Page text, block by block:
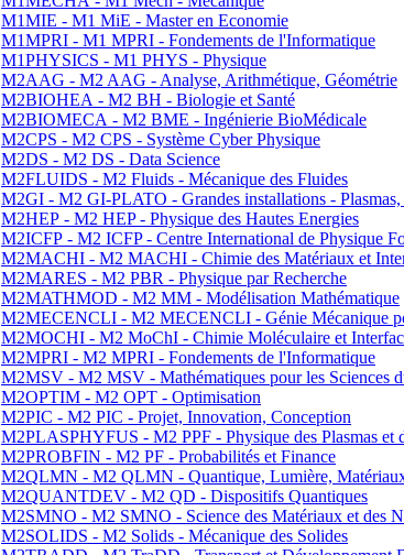
M1MIE - M1 MiE - Master en Economie
M1MPRI - M1 MPRI - Fondements de l'Informatique
M1PHYSICS - M1 PHYS - Physique
M2AAG - M2 AAG - Analyse, Arithmétique, Géométrie
M2BIOHEA - M2 BH - Biologie et Santé
M2BIOMECA - M2 BME - Ingénierie BioMédicale
M2CPS - M2 CPS - Système Cyber Physique
M2DS - M2 DS - Data Science
M2FLUIDS - M2 Fluids - Mécanique des Fluides
M2GI - M2 GI-PLATO - Grandes installations - Plasmas,
M2HEP - M2 HEP - Physique des Hautes Energies
M2ICFP - M2 ICFP - Centre International de Physique
M2MACHI - M2 MACHI - Chimie des Matériaux et
M2MARES - M2 PBR - Physique par Recherche
M2MATHMOD - M2 MM - Modélisation Mathématique
M2MECENCLI - M2 MECENCLI - Génie Mécanique
M2MOCHI - M2 MoChI - Chimie Moléculaire et
M2MPRI - M2 MPRI - Fondements de l'Informatique
M2MSV - M2 MSV - Mathématiques pour les Sciences
M2OPTIM - M2 OPT - Optimisation
M2PIC - M2 PIC - Projet, Innovation, Conception
M2PLASPHYFUS - M2 PPF - Physique des Plasmas et
M2PROBFIN - M2 PF - Probabilités et Finance
M2QLMN - M2 QLMN - Quantique, Lumière,
M2QUANTDEV - M2 QD - Dispositifs Quantiques
M2SMNO - M2 SMNO - Science des Matériaux et des
M2SOLIDS - M2 Solids - Mécanique des Solides